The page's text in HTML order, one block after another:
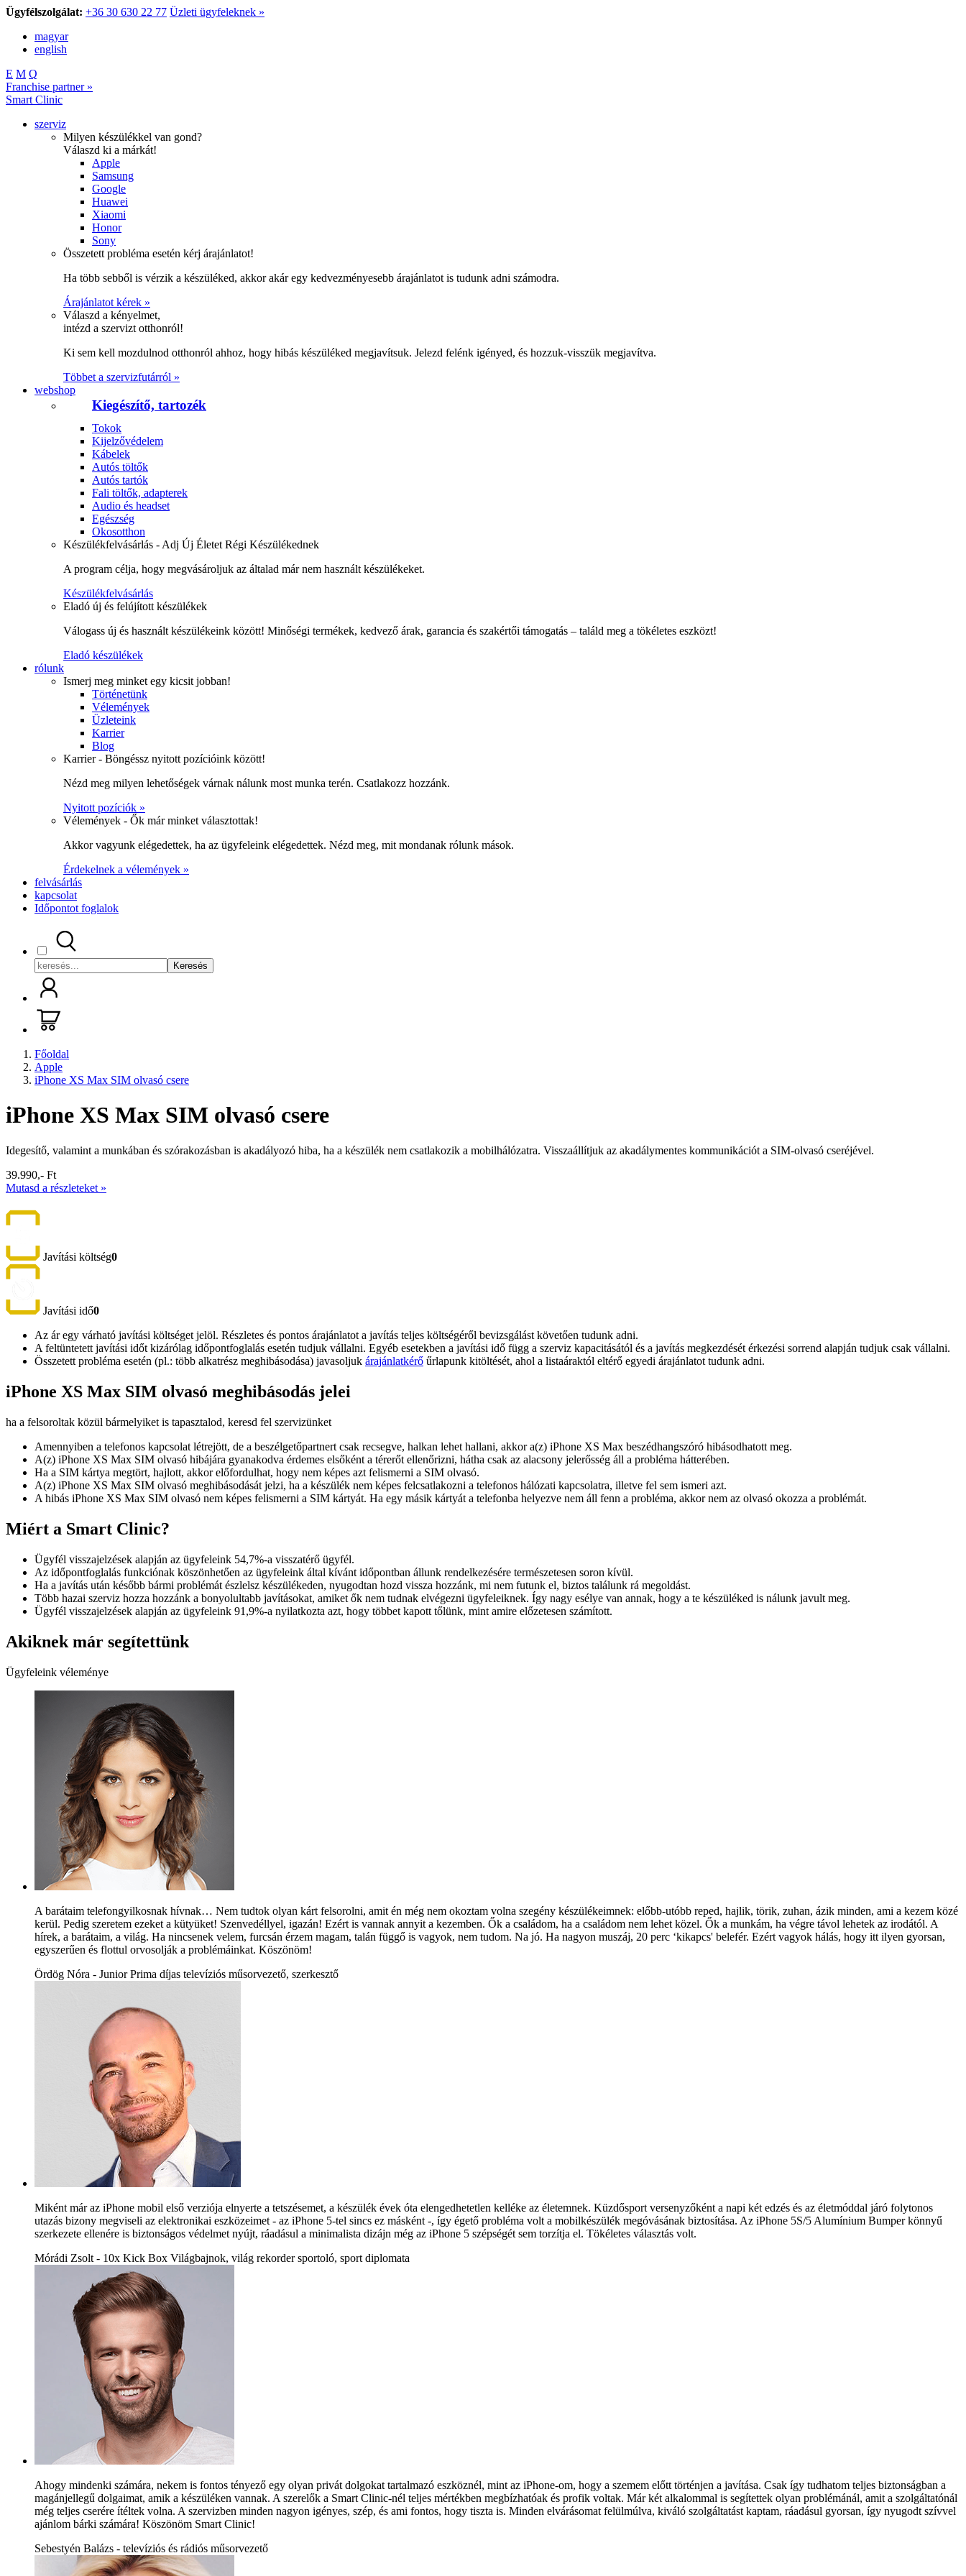
Ügyfélszolgálat: +36 30 630 22 77 Üzleti ügyfeleknek »
magyar
english
E M Q
Franchise partner »
Smart Clinic
szerviz
Milyen készülékkel van gond?
Válaszd ki a márkát!
Apple
Samsung
Google
Huawei
Xiaomi
Honor
Sony
Összetett probléma esetén kérj árajánlatot!
Ha több sebből is vérzik a készüléked, akkor akár egy kedvezményesebb árajánlatot is tudunk adni számodra.
Árajánlatot kérek »
Válaszd a kényelmet,
intézd a szervizt otthonról!
Ki sem kell mozdulnod otthonról ahhoz, hogy hibás készüléked megjavítsuk. Jelezd felénk igényed, és hozzuk-visszük megjavítva.
Többet a szervizfutárról »
webshop
Kiegészítő, tartozék
Tokok
Kijelzővédelem
Kábelek
Autós töltők
Autós tartók
Fali töltők, adapterek
Audio és headset
Egészség
Okosotthon
Készülékfelvásárlás - Adj Új Életet Régi Készülékednek
A program célja, hogy megvásároljuk az általad már nem használt készülékeket.
Készülékfelvásárlás
Eladó új és felújított készülékek
Válogass új és használt készülékeink között! Minőségi termékek, kedvező árak, garancia és szakértői támogatás – találd meg a tökéletes eszközt!
Eladó készülékek
rólunk
Ismerj meg minket egy kicsit jobban!
Történetünk
Vélemények
Üzleteink
Karrier
Blog
Karrier - Böngéssz nyitott pozícióink között!
Nézd meg milyen lehetőségek várnak nálunk most munka terén. Csatlakozz hozzánk.
Nyitott pozíciók »
Vélemények - Ők már minket választottak!
Akkor vagyunk elégedettek, ha az ügyfeleink elégedettek. Nézd meg, mit mondanak rólunk mások.
Érdekelnek a vélemények »
felvásárlás
kapcsolat
Időpontot foglalok
Keresés
Főoldal
Apple
iPhone XS Max SIM olvasó csere
iPhone XS Max SIM olvasó csere
Idegesítő, valamint a munkában és szórakozásban is akadályozó hiba, ha a készülék nem csatlakozik a mobilhálózatra. Visszaállítjuk az akadálymentes kommunikációt a SIM-olvasó cseréjével.
39.990,- Ft
Mutasd a részleteket »
Javítási költség0
Javítási idő0
Az ár egy várható javítási költséget jelöl. Részletes és pontos árajánlatot a javítás teljes költségéről bevizsgálást követően tudunk adni.
A feltüntetett javítási időt kizárólag időpontfoglalás esetén tudjuk vállalni. Egyéb esetekben a javítási idő függ a szerviz kapacitásától és a javítás megkezdését érkezési sorrend alapján tudjuk csak vállalni.
Összetett probléma esetén (pl.: több alkatrész meghibásodása) javasoljuk árajánlatkérő űrlapunk kitöltését, ahol a listaáraktól eltérő egyedi árajánlatot tudunk adni.
iPhone XS Max SIM olvasó meghibásodás jelei
ha a felsoroltak közül bármelyiket is tapasztalod, keresd fel szervizünket
Amennyiben a telefonos kapcsolat létrejött, de a beszélgetőpartnert csak recsegve, halkan lehet hallani, akkor a(z) iPhone XS Max beszédhangszóró hibásodhatott meg.
A(z) iPhone XS Max SIM olvasó hibájára gyanakodva érdemes elsőként a térerőt ellenőrizni, hátha csak az alacsony jelerősség áll a probléma hátterében.
Ha a SIM kártya megtört, hajlott, akkor előfordulhat, hogy nem képes azt felismerni a SIM olvasó.
A(z) iPhone XS Max SIM olvasó meghibásodását jelzi, ha a készülék nem képes felcsatlakozni a telefonos hálózati kapcsolatra, illetve fel sem ismeri azt.
A hibás iPhone XS Max SIM olvasó nem képes felismerni a SIM kártyát. Ha egy másik kártyát a telefonba helyezve nem áll fenn a probléma, akkor nem az olvasó okozza a problémát.
Miért a Smart Clinic?
Ügyfél visszajelzések alapján az ügyfeleink 54,7%-a visszatérő ügyfél.
Az időpontfoglalás funkciónak köszönhetően az ügyfeleink által kívánt időpontban állunk rendelkezésére természetesen soron kívül.
Ha a javítás után később bármi problémát észlelsz készülékeden, nyugodtan hozd vissza hozzánk, mi nem futunk el, biztos találunk rá megoldást.
Több hazai szerviz hozza hozzánk a bonyolultabb javításokat, amiket ők nem tudnak elvégezni ügyfeleiknek. Így nagy esélye van annak, hogy a te készüléked is nálunk javult meg.
Ügyfél visszajelzések alapján az ügyfeleink 91,9%-a nyilatkozta azt, hogy többet kapott tőlünk, mint amire előzetesen számított.
Akiknek már segítettünk
Ügyfeleink véleménye
A barátaim telefongyilkosnak hívnak… Nem tudtok olyan kárt felsorolni, amit én még nem okoztam volna szegény készülékeimnek: előbb-utóbb reped, hajlik, törik, zuhan, ázik minden, ami a kezem közé
kerül. Pedig szeretem ezeket a kütyüket! Szenvedéllyel, igazán! Ezért is vannak annyit a kezemben. Ők a családom, ha a családom nem lehet közel. Ők a munkám, ha végre távol lehetek az irodától. A
hírek, a barátaim, a világ. Ha nincsenek velem, furcsán érzem magam, talán függő is vagyok, nem tudom. Na jó. Ha nagyon muszáj, 20 perc ‘kikapcs' belefér. Ezért vagyok hálás, hogy itt ilyen gyorsan,
egyszerűen és flottul orvosolják a problémáinkat. Köszönöm!
Ördög Nóra - Junior Prima díjas televíziós műsorvezető, szerkesztő
Miként már az iPhone mobil első verziója elnyerte a tetszésemet, a készülék évek óta elengedhetetlen kelléke az életemnek. Küzdősport versenyzőként a napi két edzés és az életmóddal járó folytonos
utazás bizony megviseli az elektronikai eszközeimet - az iPhone 5-tel sincs ez másként -, így égető probléma volt a mobilkészülék megóvásának biztosítása. Az iPhone 5S/5 Alumínium Bumper könnyű
szerkezete ellenére is biztonságos védelmet nyújt, ráadásul a minimalista dizájn még az iPhone 5 szépségét sem torzítja el. Tökéletes választás volt.
Mórádi Zsolt - 10x Kick Box Világbajnok, világ rekorder sportoló, sport diplomata
Ahogy mindenki számára, nekem is fontos tényező egy olyan privát dolgokat tartalmazó eszköznél, mint az iPhone-om, hogy a szemem előtt történjen a javítása. Csak így tudhatom teljes biztonságban a
magánjellegű dolgaimat, amik a készüléken vannak. A szerelők a Smart Clinic-nél teljes mértékben megbízhatóak és profik voltak. Már két alkalommal is segítettek olyan problémánál, amit a szolgáltatónál
még teljes cserére ítéltek volna. A szervizben minden nagyon igényes, szép, és ami fontos, hogy tiszta is. Minden elvárásomat felülmúlva, kiváló szolgáltatást kaptam, ráadásul gyorsan, így nyugodt szívvel
ajánlom bárki számára! Köszönöm Smart Clinic!
Sebestyén Balázs - televíziós és rádiós műsorvezető